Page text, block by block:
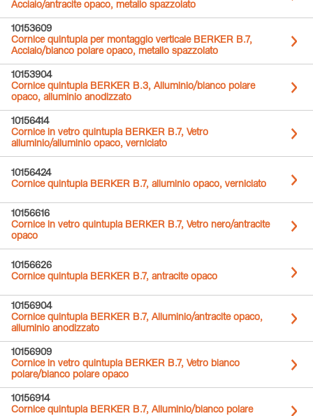
Acciaio/antracite opaco, metallo spazzolato
10153609
Cornice quintupla per montaggio verticale BERKER B.7,
Acciaio/bianco polare opaco, metallo spazzolato
10153904
Cornice quintupla BERKER B.3, Alluminio/bianco polare
opaco, alluminio anodizzato
10156414
Cornice in vetro quintupla BERKER B.7, Vetro
alluminio/alluminio opaco, verniciato
10156424
Cornice quintupla BERKER B.7, alluminio opaco, verniciato
10156616
Cornice in vetro quintupla BERKER B.7, Vetro nero/antracite
opaco
10156626
Cornice quintupla BERKER B.7, antracite opaco
10156904
Cornice quintupla BERKER B.7, Alluminio/antracite opaco,
alluminio anodizzato
10156909
Cornice in vetro quintupla BERKER B.7, Vetro bianco
polare/bianco polare opaco
10156914
Cornice quintupla BERKER B.7, Alluminio/bianco polare